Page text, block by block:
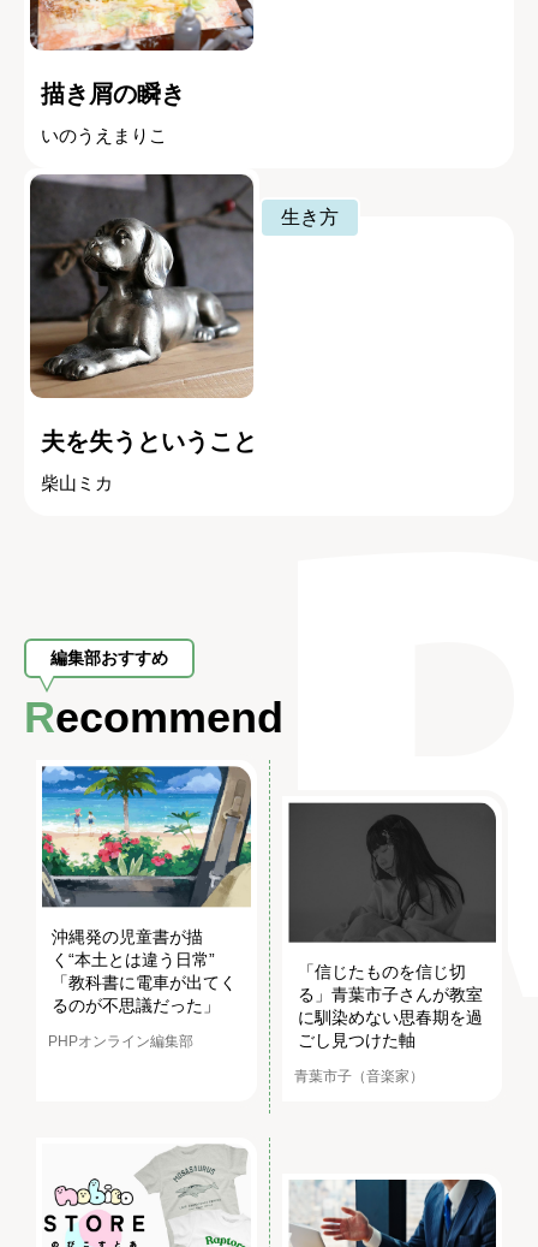
描き屑の瞬き
いのうえまりこ
生き方
夫を失うということ
柴山ミカ
編集部おすすめ
Recommend
沖縄発の児童書が描
く“本土とは違う日常”
「教科書に電車が出てく
るのが不思議だった」
PHPオンライン編集部
「信じたものを信じ切
る」青葉市子さんが教室
に馴染めない思春期を過
ごし見つけた軸
青葉市子（音楽家）